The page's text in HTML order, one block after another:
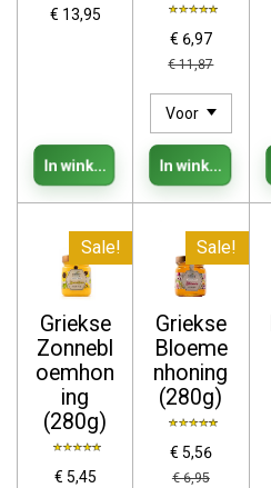
€ 13,95
In winkelwagen
€ 6,97
€ 11,87
In winkelwagen
Sale!
Griekse
Zonnebl
oemhon
ing
(280g)
€ 5,45
Sale!
Griekse
Bloeme
nhoning
(280g)
€ 5,56
€ 6,95